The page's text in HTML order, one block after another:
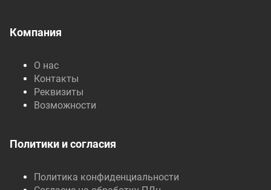
Компания
О нас
Контакты
Реквизиты
Возможности
Политики и согласия
Политика конфиденциальности